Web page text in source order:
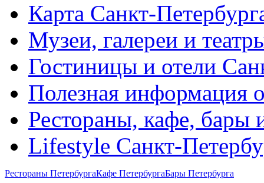
Карта Санкт-
Музеи, галереи и
Гостиницы и отели
Полезная информация
Рестораны, кафе, бары
Lifestyle Санкт-
Рестораны ПетербургаКафе ПетербургаБары Петербурга